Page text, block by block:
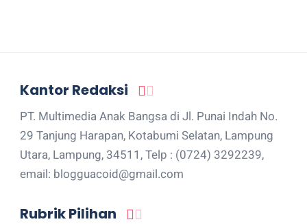
Kantor Redaksi
PT. Multimedia Anak Bangsa di Jl. Punai Indah No.
29 Tanjung Harapan, Kotabumi Selatan, Lampung
Utara, Lampung, 34511, Telp : (0724) 3292239,
email: blogguacoid@gmail.com
Rubrik Pilihan